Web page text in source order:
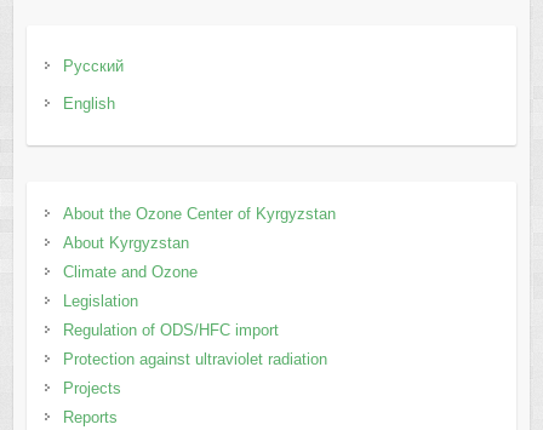
Русский
English
Аbout the Ozone Center of Kyrgyzstan
About Kyrgyzstan
Climate and Ozone
Legislation
Regulation of ODS/HFC import
Protection against ultraviolet radiation
Projects
Reports